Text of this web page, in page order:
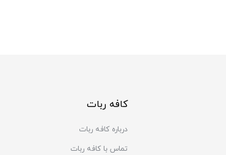
کافه ربات
درباره کافه ربات
تماس با کافه ربات